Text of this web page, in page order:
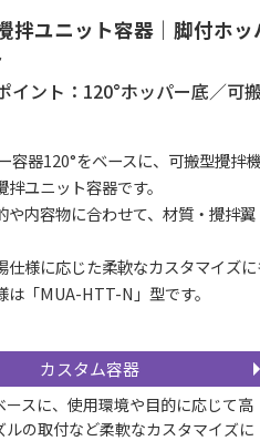
拌ユニット容器｜脚付ホッ
イント：120°ホッパー底／可
容器120°をベースに、可搬型攪拌
ユニット容器です。
や内容物に合わせて、材質・攪拌
仕様に応じた柔軟なカスタマイズに
は「MUA-HTT-N」型です。
カスタム容器
ースに、使用環境や目的に応じて高
ルの取付など柔軟なカスタマイズに